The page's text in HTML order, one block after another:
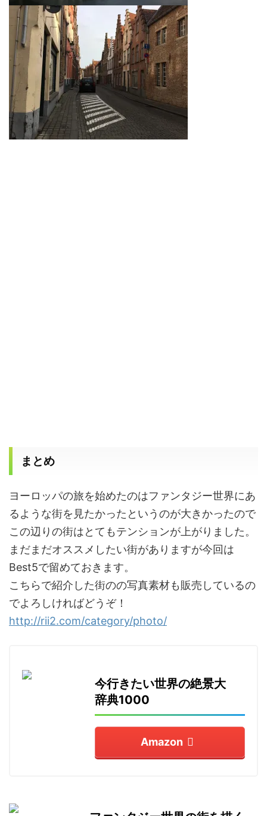
まとめ
ヨーロッパの旅を始めたのはファンタジー世界にあ
るような街を見たかったというのが大きかったので
この辺りの街はとてもテンションが上がりました。
まだまだオススメしたい街がありますが今回は
Best5で留めておきます。
こちらで紹介した街のの写真素材も販売しているの
でよろしければどうぞ！
http://rii2.com/category/photo/
今行きたい世界の絶景大
辞典1000
Amazon